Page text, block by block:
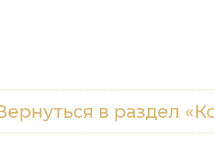
в раздел